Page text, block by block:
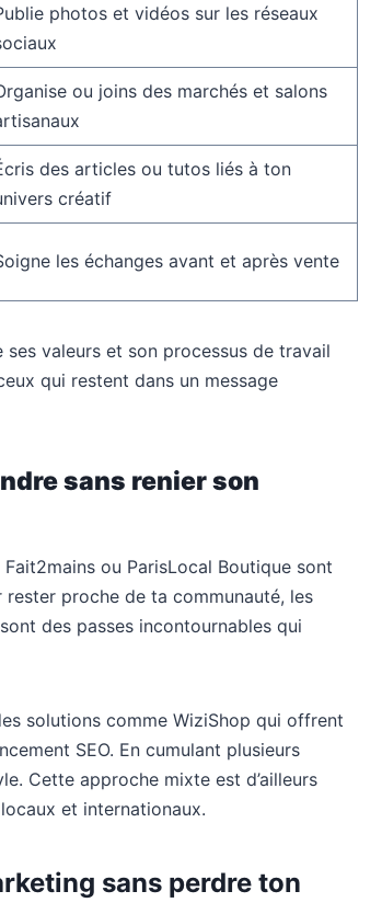
photos et vidéos sur les réseaux
ou joins des marchés et salons
des articles ou tutos liés à ton
créatif
les échanges avant et après vente
ses valeurs et son processus de travail
qui restent dans un message
sans renier son
ou ParisLocal Boutique sont
rester proche de ta communauté, les
des passes incontournables qui
solutions comme WiziShop qui offrent
SEO. En cumulant plusieurs
Cette approche mixte est d’ailleurs
et internationaux.
sans perdre ton